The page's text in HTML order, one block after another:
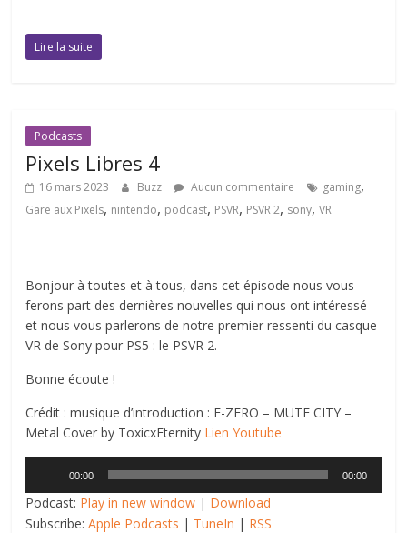
Lire la suite
Podcasts
Pixels Libres 4
16 mars 2023 Buzz Aucun commentaire gaming,
Gare aux Pixels, nintendo, podcast, PSVR, PSVR 2, sony,VR
Bonjour à toutes et à tous, dans cet épisode nous vous
ferons part des dernières nouvelles qui nous ont intéressé
et nous vous parlerons de notre premier ressenti du casque
VR de Sony pour PS5 : le PSVR 2.
Bonne écoute !
Crédit : musique d’introduction : F-ZERO – MUTE CITY –
Metal Cover by ToxicxEternity Lien Youtube
audio
00:00 00:00
Podcast: Play in new window | Download
Subscribe:Apple Podcasts | TuneIn | RSS